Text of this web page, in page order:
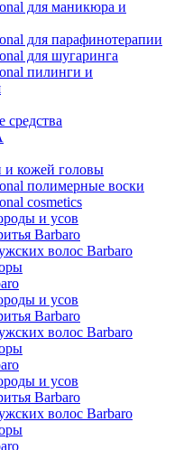
для маникюра и
для парафинотерапии
для шугаринга
пилинги и
средства
и кожей головы
полимерные воски
cosmetics
и усов
Barbaro
волос Barbaro
и усов
Barbaro
волос Barbaro
и усов
Barbaro
волос Barbaro